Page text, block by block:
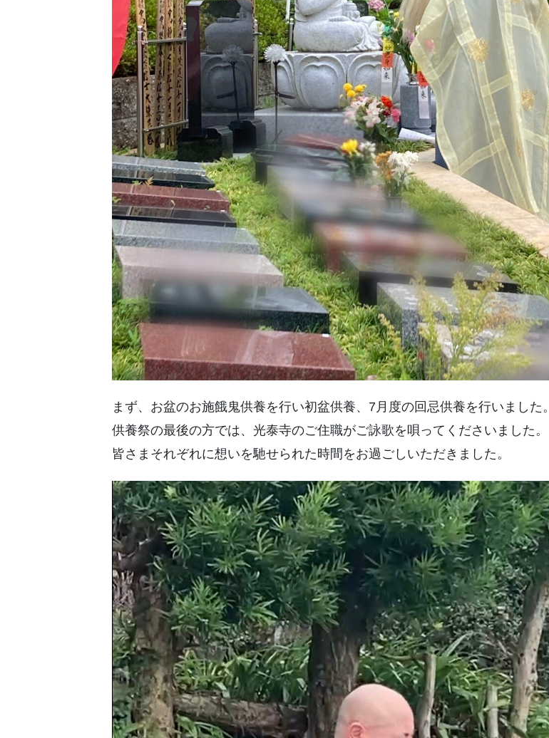
まず、お盆のお施餓鬼供養を行い初盆供養、7月度の回忌供養を行いました。
供養祭の最後の方では、光泰寺のご住職がご詠歌を唄ってくださいました。
皆さまそれぞれに想いを馳せられた時間をお過ごしいただきました。